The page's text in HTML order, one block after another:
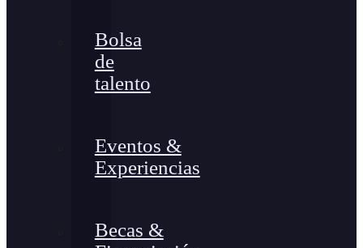
Bolsa
de
talento
Eventos &
Experiencias
Becas &